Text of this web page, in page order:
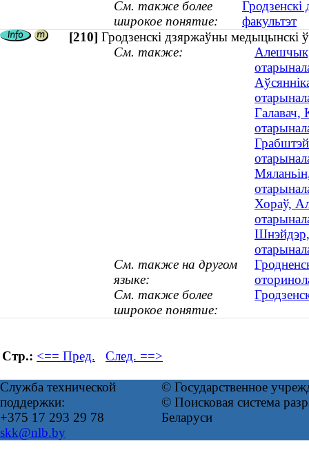
См. также более
широкое понятие:
факультэт
[210] Гродзенскі дзяржаўны медыцынскі
См. также:
Алешчык,
Галавач,
Хораў,
Шнэйдэр,
См. также на другом
языке:
См. также более
широкое понятие:
Стр.: <== Пред. След. ==>
Служба технической
поддержки:
+375 17 293 29 78
skk@nlb.by
© Государственное
© Поисковая система
Беларуси